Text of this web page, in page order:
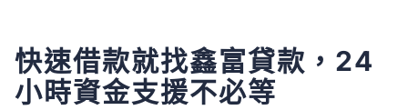
快速借款就找鑫富貸款，24
小時資金支援不必等